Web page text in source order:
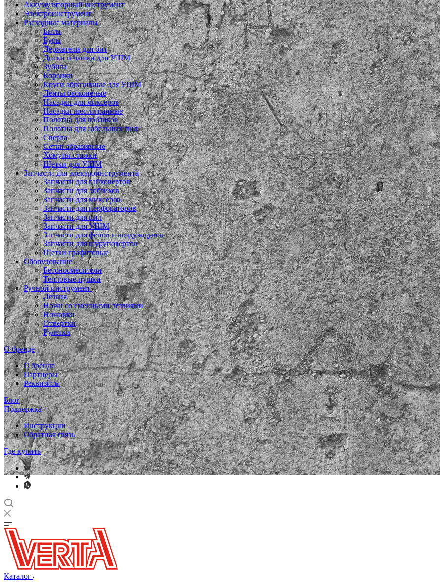
Аккумуляторный инструмент
Электроинструмент
Расходные материалы
Биты
Буры
Держатели для бит
Диски и чашки для УШМ
Зубила
Коронки
Круги абразивные для УШМ
Ленты бесконечые
Насадки для миксеров
Насадки шестигранные
Полотна для лобзиков
Полотна для сабельных пил
Сверла
Сетки абразивные
Хомуты-стяжки
Щетки для УШМ
Запчасти для электроинструмента
Запчасти для гайковертов
Запчасти для лобзиков
Запчасти для миксеров
Запчасти для перфораторов
Запчасти для пил
Запчасти для УШМ
Запчасти для фенов и воздуходувок
Запчасти для шуруповертов
Щетки графитовые
Оборудование
Бетоносмесители
Тепловые пушки
Ручной инструмент
Лезвия
Ножи со сменными лезвиями
Ножовки
Отвертки
Рулетки
О бренде
О бренде
Партнеры
Реквизиты
Блог
Поддержка
Инструкции
Обратная связь
Где купить
Каталог